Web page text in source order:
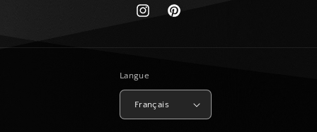
https://www.instagram.com/
Pinterest
Langue
Français